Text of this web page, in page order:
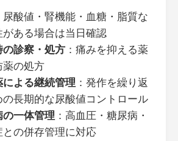
尿酸値・腎機能・血糖・脂質な
がある場合は当日確認
診察・処方：痛みを抑える薬
薬の処方
による継続管理 ：発作を繰り返
の長期的な尿酸値コントロール
一体管理 ：高血圧・糖尿病・
との併存管理に対応